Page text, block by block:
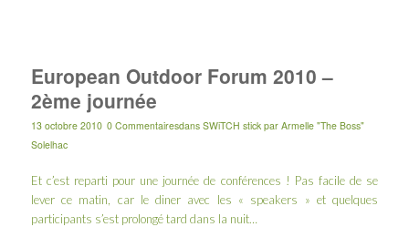
European Outdoor Forum 2010 –
2ème journée
13 octobre 2010 0 Commentairesdans SWiTCH stick par Armelle "The Boss"
Solelhac
Et c’est reparti pour une journée de conférences ! Pas facile de se
lever ce matin, car le diner avec les « speakers » et quelques
participants s’est prolongé tard dans la nuit…